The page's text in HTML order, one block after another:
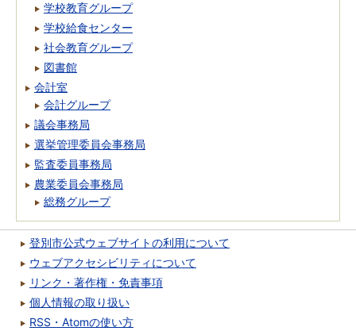
学校教育グループ
学校給食センター
社会教育グループ
図書館
会計室
会計グループ
議会事務局
選挙管理委員会事務局
監査委員事務局
農業委員会事務局
総務グループ
登別市公式ウェブサイトの利用について
ウェブアクセシビリティについて
リンク・著作権・免責事項
個人情報の取り扱い
RSS・Atomの使い方